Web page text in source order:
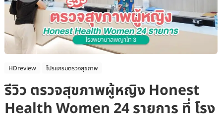
HDreview โปรแกรมตรวจสุขภาพ
รีวิว ตรวจสุขภาพผู้หญิง Honest
Health Women 24 รายการ ที่ โรง